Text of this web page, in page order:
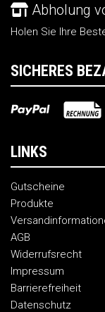
Abholung
Holen Sie Ihre
SICHERES
LINKS
Gutscheine
Produkte
AGB
Widerrufsrecht
Impressum
Barrierefreiheit
Datenschutz